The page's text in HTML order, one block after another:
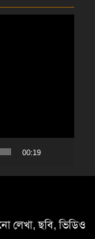
00:19
লেখা, ছবি, ভিডিও